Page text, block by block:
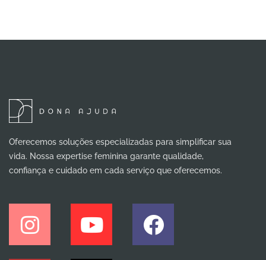
Oferecemos soluções especializadas para simplificar sua
vida. Nossa expertise feminina garante qualidade,
confiança e cuidado em cada serviço que oferecemos.